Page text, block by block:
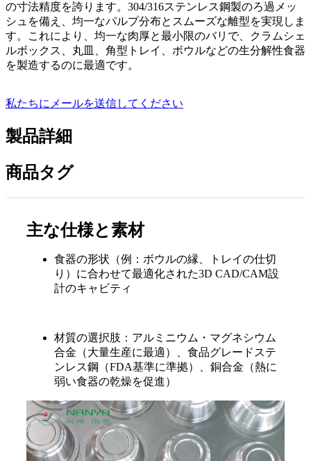
の寸法精度を誇ります。304/316ステンレス鋼製のろ過メッ
シュを備え、均一なパルプ分布とスムーズな離型を実現しま
す。これにより、均一な肉厚と最小限のバリで、クラムシェ
ルボックス、丸皿、角型トレイ、ボウルなどの生分解性食器
を製造するのに最適です。
私たちにメールを送信してください
製品詳細
商品タグ
主な仕様と素材
食器の形状（例：ボウルの縁、トレイの仕切
り）に合わせて最適化された3D CAD/CAM設
計のキャビティ
材質の選択肢：アルミニウム・マグネシウム
合金（大量生産に最適）、食品グレードステ
ンレス鋼（FDA基準に準拠）、銅合金（熱に
弱い食器の乾燥を促進）